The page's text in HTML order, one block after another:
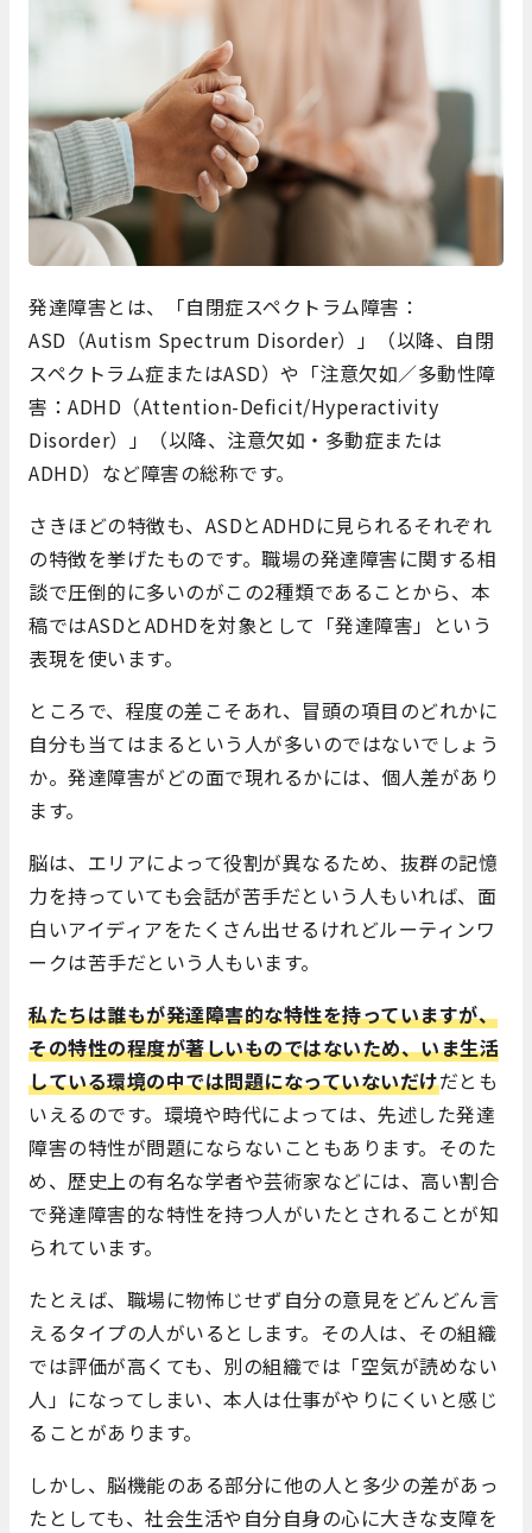
発達障害とは、「自閉症スペクトラム障害：
ASD（Autism Spectrum Disorder）」（以降、自閉
スペクトラム症またはASD）や「注意欠如／多動性障
害：ADHD（Attention-Deficit/Hyperactivity
Disorder）」（以降、注意欠如・多動症または
ADHD）など障害の総称です。
さきほどの特徴も、ASDとADHDに見られるそれぞれ
の特徴を挙げたものです。職場の発達障害に関する相
談で圧倒的に多いのがこの2種類であることから、本
稿ではASDとADHDを対象として「発達障害」という
表現を使います。
ところで、程度の差こそあれ、冒頭の項目のどれかに
自分も当てはまるという人が多いのではないでしょう
か。発達障害がどの面で現れるかには、個人差があり
ます。
脳は、エリアによって役割が異なるため、抜群の記憶
力を持っていても会話が苦手だという人もいれば、面
白いアイディアをたくさん出せるけれどルーティンワ
ークは苦手だという人もいます。
私たちは誰もが発達障害的な特性を持っていますが、
その特性の程度が著しいものではないため、いま生活
している環境の中では問題になっていないだけだとも
いえるのです。環境や時代によっては、先述した発達
障害の特性が問題にならないこともあります。そのた
め、歴史上の有名な学者や芸術家などには、高い割合
で発達障害的な特性を持つ人がいたとされることが知
られています。
たとえば、職場に物怖じせず自分の意見をどんどん言
えるタイプの人がいるとします。その人は、その組織
では評価が高くても、別の組織では「空気が読めない
人」になってしまい、本人は仕事がやりにくいと感じ
ることがあります。
しかし、脳機能のある部分に他の人と多少の差があっ
たとしても、社会生活や自分自身の心に大きな支障を